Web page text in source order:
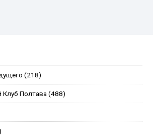
(218)
Полтава (488)